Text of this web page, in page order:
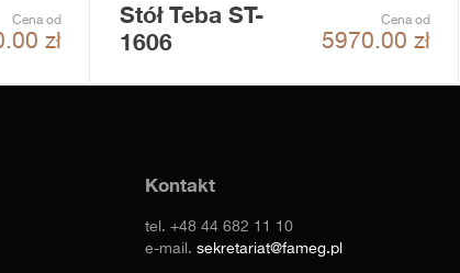
Cena od
zł
Stół Teba ST-
1606
Cena od
5970.00 zł
Kontakt
tel.+48 44 682 11 10
e-mail.sekretariat@fameg.pl